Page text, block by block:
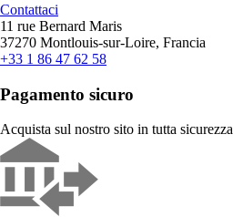
Contattaci
11 rue Bernard Maris
37270 Montlouis-sur-Loire, Francia
+33 1 86 47 62 58
Pagamento sicuro
Acquista sul nostro sito in tutta sicurezza